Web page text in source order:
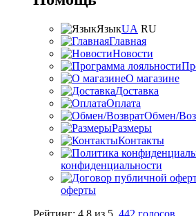
ЯзыкUA RU
Главная
Новости
О магазине
Доставка
Оплата
Обмен/
Размеры
Контакты
конфиденциальности
оферты